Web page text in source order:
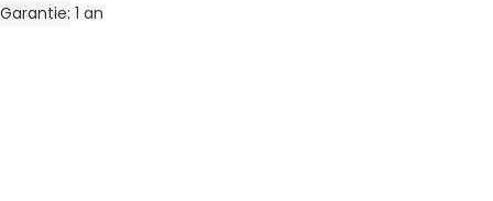
Garantie 1 an